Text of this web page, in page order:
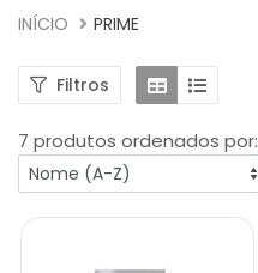
INÍCIO PRIME
Filtros
7 produtos ordenados por: